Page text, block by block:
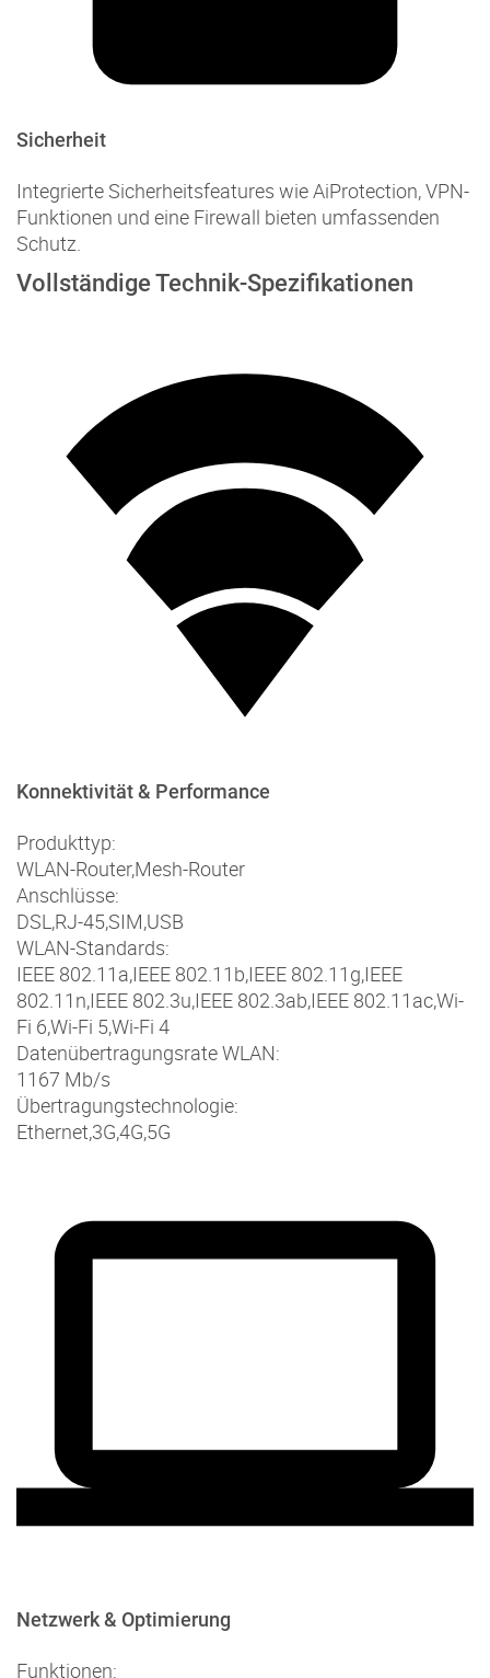
Sicherheit
Integrierte Sicherheitsfeatures wie AiProtection, VPN-
Funktionen und eine Firewall bieten umfassenden
Schutz.
Vollständige Technik-Spezifikationen
Konnektivität & Performance
Produkttyp:
WLAN-Router,Mesh-Router
Anschlüsse:
DSL,RJ-45,SIM,USB
WLAN-Standards:
IEEE 802.11a,IEEE 802.11b,IEEE 802.11g,IEEE
802.11n,IEEE 802.3u,IEEE 802.3ab,IEEE 802.11ac,Wi-
Fi 6,Wi-Fi 5,Wi-Fi 4
Datenübertragungsrate WLAN:
1167 Mb/s
Übertragungstechnologie:
Ethernet,3G,4G,5G
Netzwerk & Optimierung
Funktionen: